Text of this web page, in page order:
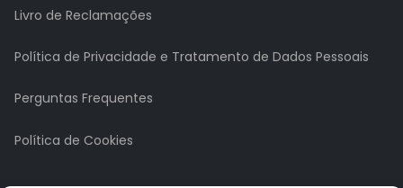
Livro de Reclamações
Política de Privacidade e Tratamento de Dados Pessoais
Perguntas Frequentes
Política de Cookies